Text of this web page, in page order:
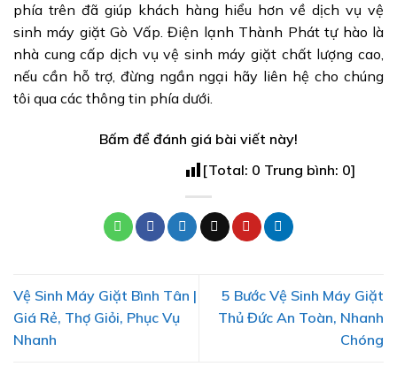
phía trên đã giúp khách hàng hiểu hơn về dịch vụ vệ
sinh máy giặt Gò Vấp. Điện lạnh Thành Phát tự hào là
nhà cung cấp dịch vụ vệ sinh máy giặt chất lượng cao,
nếu cần hỗ trợ, đừng ngần ngại hãy liên hệ cho chúng
tôi qua các thông tin phía dưới.
Bấm để đánh giá bài viết này!
[Total: 0 Trung bình: 0]
Vệ Sinh Máy Giặt Bình Tân |
Giá Rẻ, Thợ Giỏi, Phục Vụ
Nhanh
5 Bước Vệ Sinh Máy Giặt
Thủ Đức An Toàn, Nhanh
Chóng